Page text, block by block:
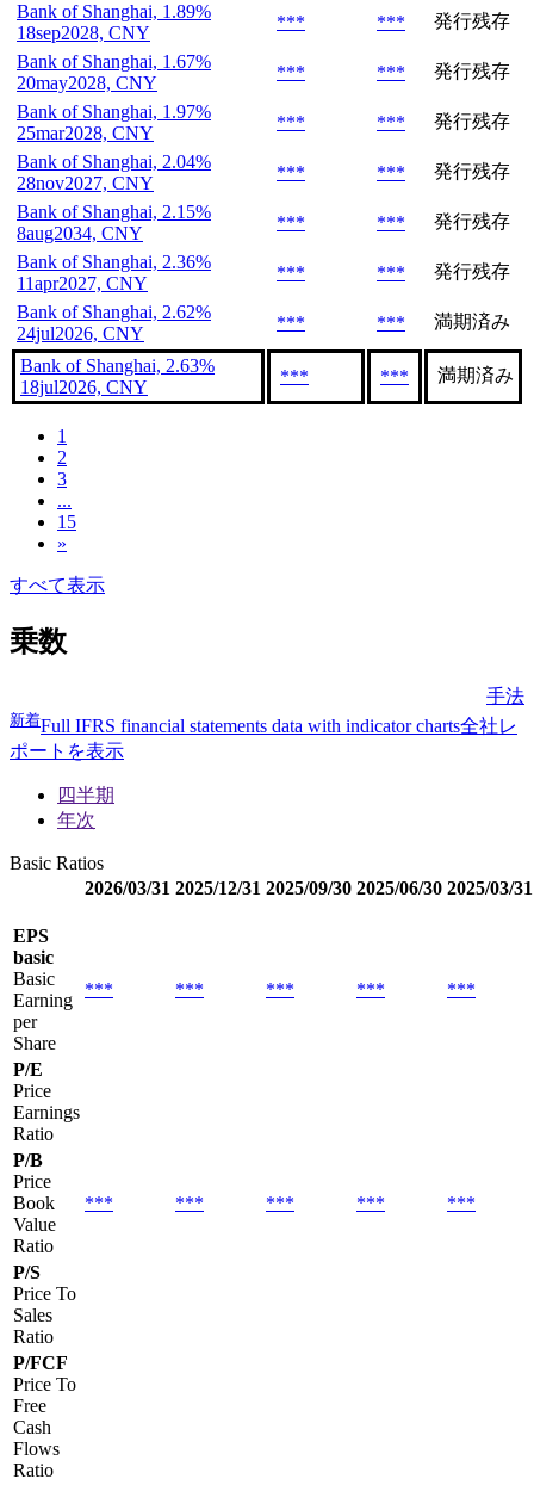
Bank of Shanghai, 1.89%
18sep2028, CNY
*** ***
発行残存
Bank of Shanghai, 1.67%
20may2028, CNY
*** ***
発行残存
Bank of Shanghai, 1.97%
25mar2028, CNY
*** ***
発行残存
Bank of Shanghai, 2.04%
28nov2027, CNY
*** ***
発行残存
Bank of Shanghai, 2.15%
8aug2034, CNY
*** ***
発行残存
Bank of Shanghai, 2.36%
11apr2027, CNY
*** ***
発行残存
Bank of Shanghai, 2.62%
24jul2026, CNY
*** *** 満期済み
Bank of Shanghai, 2.63%
18jul2026, CNY
*** *** 満期済み
1
2
3
...
15
»
すべて表示
乗数
手法
新着Full IFRS financial statements data with indicator charts全社レ
ポートを表示
四半期
年次
Basic Ratios
2026/03/31 2025/12/31 2025/09/30 2025/06/30 2025/03/31
EPS
basic
Basic
Earning
per
Share
*** *** *** *** ***
P/E
Price
Earnings
Ratio
P/B
Price
Book
Value
Ratio
*** *** *** *** ***
P/S
Price To
Sales
Ratio
P/FCF
Price To
Free
Cash
Flows
Ratio